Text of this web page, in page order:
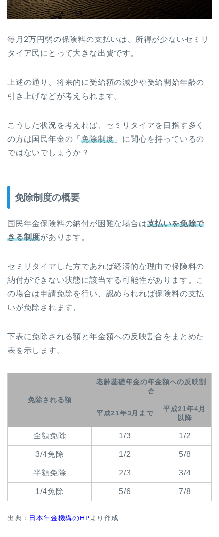
毎月2万円弱の保険料の支払いは、所得が少ないセミリ
タイア民にとって大きな出費です。
上述の通り、将来的に受給額の減少や受給開始年齢の
引き上げなどが考えられます。
こうした状況を考えれば、セミリタイアを目指す多く
の方は国民年金の「免除制度 」に関心を持っているの
ではないでしょうか？
免除制度の概要
国民年金保険料の納付が困難な場合は支払いを免除で
きる制度があります。
セミリタイアした方であれば経済的な理由で保険料の
納付ができない状態に該当する可能性があります。こ
の場合は申請免除を行い、認められれば保険料の支払
いが免除されます。
下表に免除される額と年金額への反映割合をまとめた
表を示します。
免除される額
老齢基礎年金の年金額への反映割
合
平成21年3月まで
平成21年4月
以降
全額免除 1/3 1/2
3/4免除 1/2 5/8
半額免除 2/3 3/4
1/4免除 5/6 7/8
出典： 日本年金機構のHPより作成